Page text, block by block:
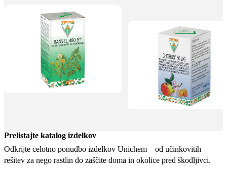
Prelistajte katalog izdelkov
Odkrijte celotno ponudbo izdelkov Unichem – od učinkovitih
rešitev za nego rastlin do zaščite doma in okolice pred škodljivci.